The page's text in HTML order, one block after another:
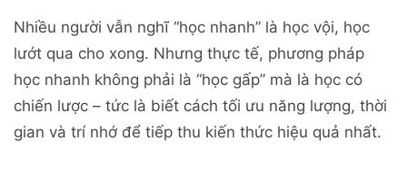
Nhiều người vẫn nghĩ “học nhanh” là học vội, học
lướt qua cho xong. Nhưng thực tế, phương pháp
học nhanh không phải là “học gấp” mà là học có
chiến lược – tức là biết cách tối ưu năng lượng, thời
gian và trí nhớ để tiếp thu kiến thức hiệu quả nhất.